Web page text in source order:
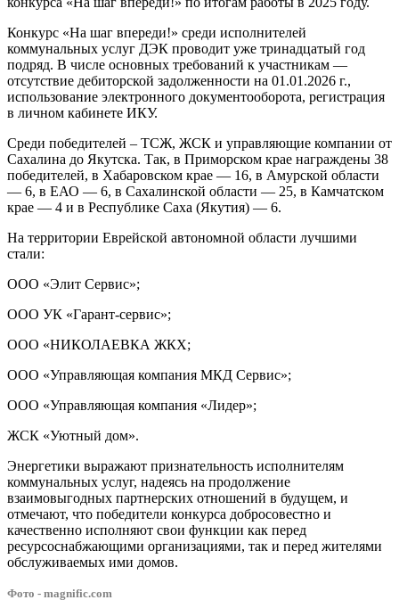
Конкурс «На шаг впереди!» среди исполнителей
коммунальных услуг ДЭК проводит уже тринадцатый год
подряд. В числе основных требований к участникам —
отсутствие дебиторской задолженности на 01.01.2026 г.,
использование электронного документооборота, регистрация
в личном кабинете ИКУ.
Среди победителей – ТСЖ, ЖСК и управляющие компании от
Сахалина до Якутска. Так, в Приморском крае награждены 38
победителей, в Хабаровском крае — 16, в Амурской области
— 6, в ЕАО — 6, в Сахалинской области — 25, в Камчатском
крае — 4 и в Республике Саха (Якутия) — 6.
На территории Еврейской автономной области лучшими
стали:
ООО «Элит Сервис»;
ООО УК «Гарант-сервис»;
ООО «НИКОЛАЕВКА ЖКХ;
ООО «Управляющая компания МКД Сервис»;
ООО «Управляющая компания «Лидер»;
ЖСК «Уютный дом».
Энергетики выражают признательность исполнителям
коммунальных услуг, надеясь на продолжение
взаимовыгодных партнерских отношений в будущем, и
отмечают, что победители конкурса добросовестно и
качественно исполняют свои функции как перед
ресурсоснабжающими организациями, так и перед жителями
обслуживаемых ими домов.
Фото - magnific.com